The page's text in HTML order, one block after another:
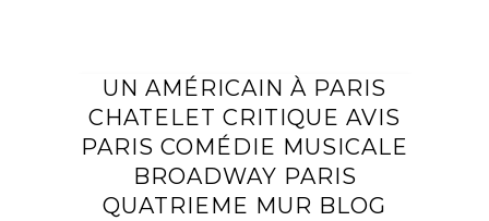
UN AMÉRICAIN À PARIS
CHATELET CRITIQUE AVIS
PARIS COMÉDIE MUSICALE
BROADWAY PARIS
QUATRIEME MUR BLOG